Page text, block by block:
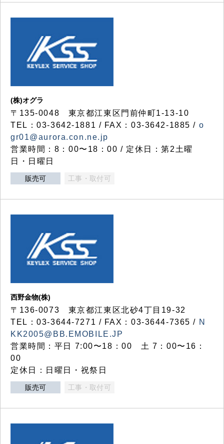
(株)オグラ
〒135-0048 東京都江東区門前仲町1-13-10
TEL：03-3642-1881 / FAX：03-3642-1885 / o
gr01@aurora.con.ne.jp
営業時間：8：00〜18：00 / 定休日：第2土曜
日・日曜日
販売可 工事・取付可
西野金物(株)
〒136-0073 東京都江東区北砂4丁目19-32
TEL：03‐3644‐7271 / FAX：03-3644-7365 / N
KK2005@BB.EMOBILE.JP
営業時間：平日 7:00〜18：00 土 7：00〜16：
00
定休日：日曜日・祝祭日
販売可 工事・取付可